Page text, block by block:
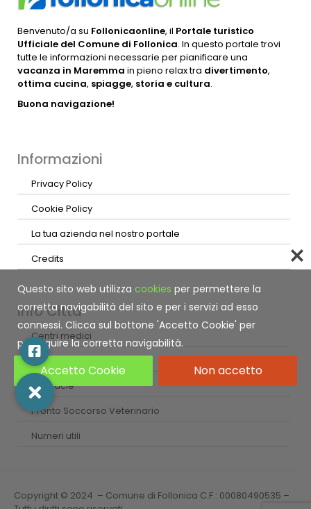
Benvenuto/a su Follonicaonline, il Portale turistico
Ufficiale del Comune di Follonica. In questo portale trovi
tutte le informazioni necessarie per pianificare una
vacanza in Maremma in pieno relax tra divertimento,
ottima cucina, spiagge, storia e cultura.
Buona navigazione!
Informazioni
Privacy Policy
Cookie Policy
La tua azienda nel nostro portale
Credits
Info Città
Centri medici
Guardia Medica
Farmacie
Pronto Soccorso Veterinario
Numeri utili
Copyright © 2024 – Comune di Follonica C.F.: 00080490535 –
Questo sito web utilizza cookies per permettere la
corretta navigabilità del sito e per i servizi ad esso
connessi. Clicca sul bottone 'Accetto Cookie' per
proseguire la corretta navigabilità.
Accetto Cookie Non accetto